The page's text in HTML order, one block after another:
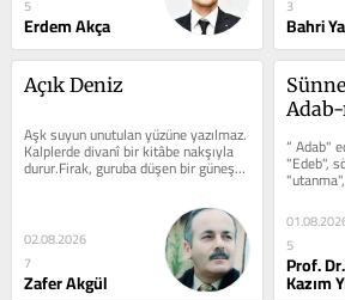
5
Erdem Akça
3
Bahri
Açık Deniz
Aşk suyun unutulan yüzüne yazılmaz.
Kalplerde divanî bir kitâbe nakşıyla
durur.Firak, guruba düşen bir güneştir
kiYanan bir denizin...
02.08.2026
7
Zafer Akgül
“ Adab"
"Edeb",
5
Prof.
Kazım